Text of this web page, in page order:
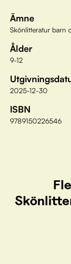
Ämne
Skönlitteratur barn
Ålder
9-12
2025-12-30
ISBN
9789150226546